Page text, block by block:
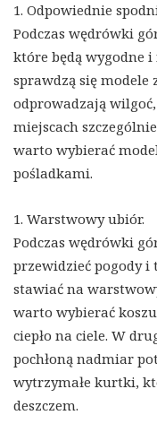
1. Odpowiednie
Podczas wędrówki
które będą wygodne
sprawdzą się modele
odprowadzają
miejscach
warto wybierać
pośladkami.
1. Warstwowy ubiór.
Podczas wędrówki
przewidzieć pogody
stawiać na
warto wybierać
ciepło na ciele. W
pochłoną nadmiar
wytrzymałe kurtki,
deszczem.